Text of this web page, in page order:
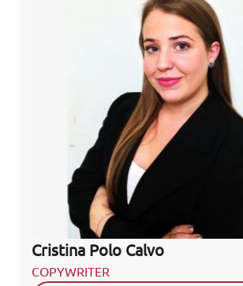
Cristina Polo Calvo
COPYWRITER